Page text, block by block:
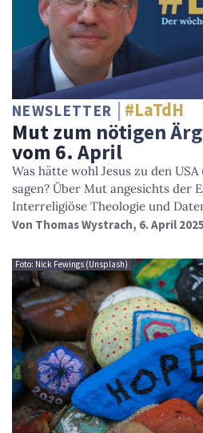
NEWSLETTER #LaTdH
Mut zum nötigen
vom 6. April
Was hätte wohl Jesus zu den
sagen? Über Mut angesichts der
Interreligiöse Theologie und
Von Thomas Wystrach, 6. April 2025
Foto: Nick Fewings (Unsplash)